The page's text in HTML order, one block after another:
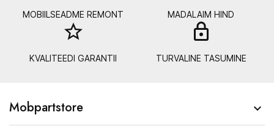
MOBIILSEADME REMONT MADALAIM HIND
star_border
KVALITEEDI GARANTII TURVALINE TASUMINE
Mobpartstore 